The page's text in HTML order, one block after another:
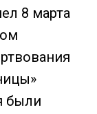
8 марта
были